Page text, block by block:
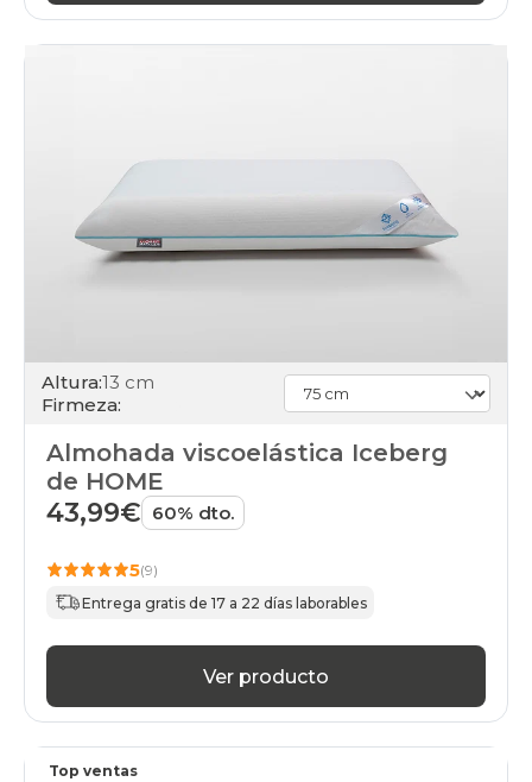
Altura:13 cm
Firmeza:
Almohada viscoelástica Iceberg
de HOME
43,99€ 60% dto.
5(9)
Entrega gratis de 17 a 22 días laborables
Ver producto
Top ventas